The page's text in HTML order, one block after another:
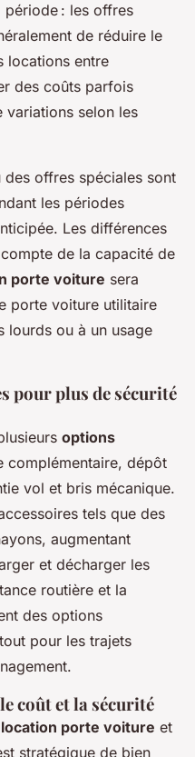
période : les offres
de réduire le
locations entre
des coûts parfois
variations selon les
des offres spéciales sont
les périodes
Les différences
de la capacité de
porte voiture sera
porte voiture utilitaire
lourds ou à un usage
pour plus de sécurité
options
complémentaire, dépôt
vol et bris mécanique.
tels que des
augmentant
et décharger les
routière et la
des options
pour les trajets
coût et la sécurité
porte voiture et
stratégique de bien